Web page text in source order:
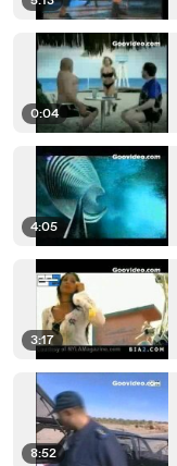
0:04
4:05
3:17
8:52